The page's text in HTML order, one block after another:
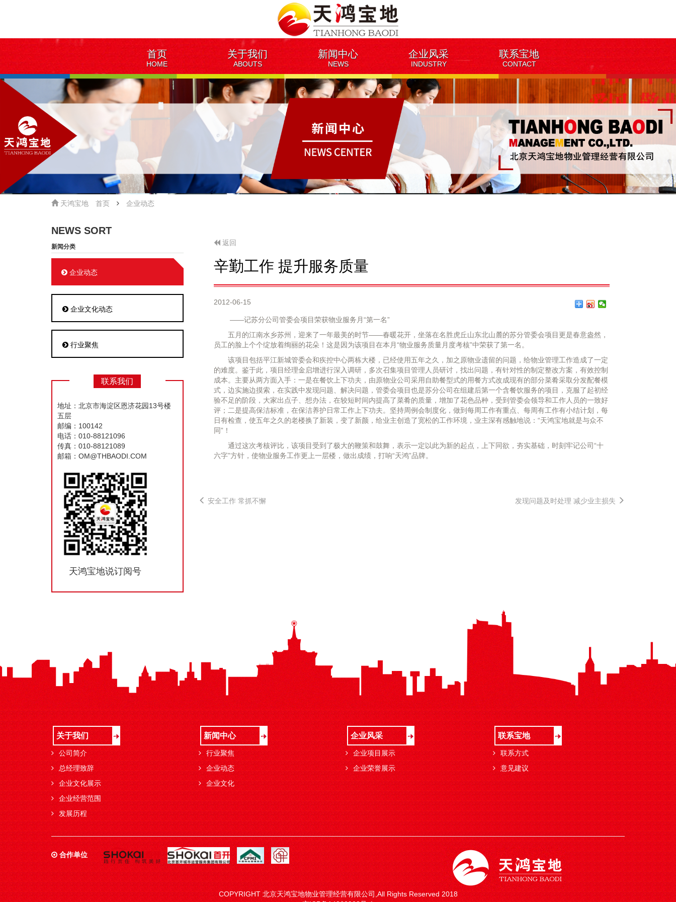
首页
HOME
关于我们
ABOUTS
新闻中心
NEWS
企业风采
INDUSTRY
联系宝地
CONTACT
天鸿宝地 首页 企业动态
NEWS SORT
新闻分类
企业动态
企业文化动态
行业聚焦
联系我们
地址：北京市海淀区恩济花园13号楼
五层
邮编：100142
电话：010-88121096
传真：010-88121089
邮箱：OM@THBAODI.COM
天鸿宝地说订阅号
返回
辛勤工作 提升服务质量
2012-06-15
——记苏分公司管委会项目荣获物业服务月“第一名”
五月的江南水乡苏州，迎来了一年最美的时节——春暖花开，坐落在名胜虎丘山东北山麓的苏分管委会项目更是春意盎然，
员工的脸上个个绽放着绚丽的花朵！这是因为该项目在本月“物业服务质量月度考核”中荣获了第一名。
该项目包括平江新城管委会和疾控中心两栋大楼，已经使用五年之久，加之原物业遗留的问题，给物业管理工作造成了一定
的难度。鉴于此，项目经理金启增进行深入调研，多次召集项目管理人员研讨，找出问题，有针对性的制定整改方案，有效控制
成本。主要从两方面入手：一是在餐饮上下功夫，由原物业公司采用自助餐型式的用餐方式改成现有的部分菜肴采取分发配餐模
式，边实施边摸索，在实践中发现问题、解决问题，管委会项目也是苏分公司在组建后第一个含餐饮服务的项目，克服了起初经
验不足的阶段，大家出点子、想办法，在较短时间内提高了菜肴的质量，增加了花色品种，受到管委会领导和工作人员的一致好
评；二是提高保洁标准，在保洁养护日常工作上下功夫。坚持周例会制度化，做到每周工作有重点、每周有工作有小结计划，每
日有检查，使五年之久的老楼换了新装，变了新颜，给业主创造了宽松的工作环境，业主深有感触地说：“天鸿宝地就是与众不
同”！
通过这次考核评比，该项目受到了极大的鞭策和鼓舞，表示一定以此为新的起点，上下同欲，夯实基础，时刻牢记公司“十
六字”方针，使物业服务工作更上一层楼，做出成绩，打响“天鸿”品牌。
安全工作 常抓不懈 发现问题及时处理 减少业主损失
关于我们
公司简介
总经理致辞
企业文化展示
企业经营范围
发展历程
新闻中心
行业聚焦
企业动态
企业文化
企业风采
企业项目展示
企业荣誉展示
联系宝地
联系方式
意见建议
合作单位
COPYRIGHT 北京天鸿宝地物业管理经营有限公司,All Rights Reserved 2018